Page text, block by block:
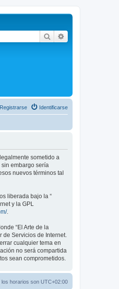
Buscar
Identificarse
Registrarse
sometido a
sin embargo sería
nuevos términos tal
liberada bajo la “
y la GPL
.
“El Arte de la
de Servicios de Internet.
cualquier tema en
no será compartida
sean comprometidos.
los horarios son UTC+02:00